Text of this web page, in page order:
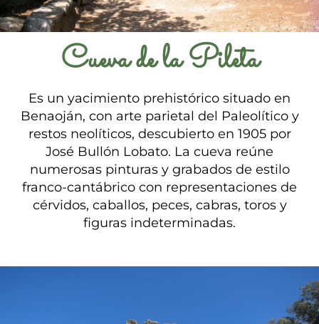
Cueva de la Pileta
Es un yacimiento prehistórico situado en
Benaoján, con arte parietal del Paleolítico y
restos neolíticos, descubierto en 1905 por
José Bullón Lobato. La cueva reúne
numerosas pinturas y grabados de estilo
franco-cantábrico con representaciones de
cérvidos, caballos, peces, cabras, toros y
figuras indeterminadas.